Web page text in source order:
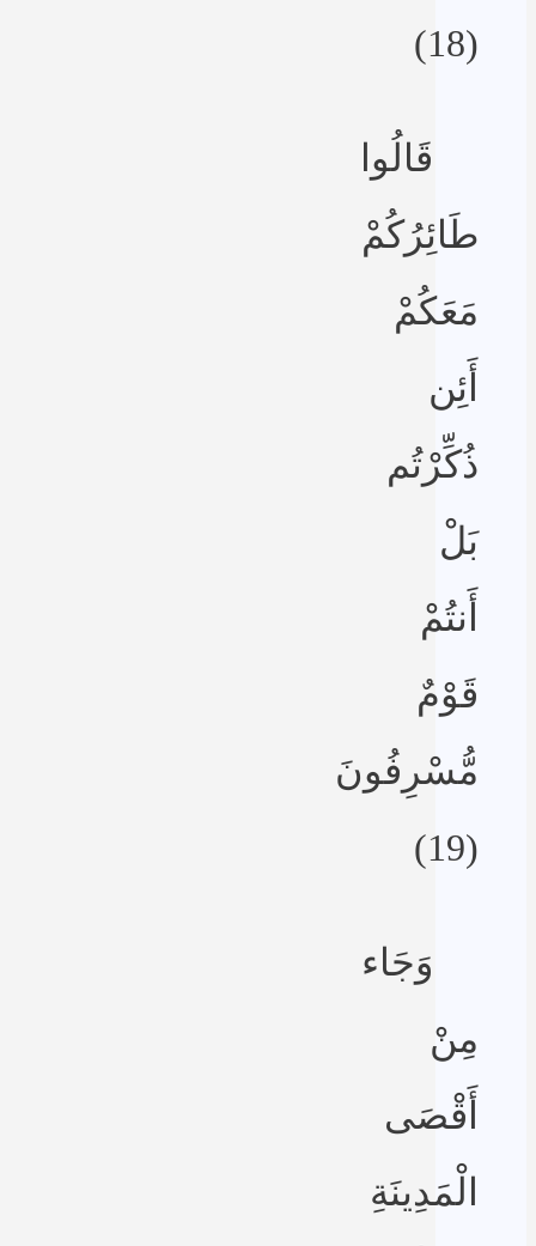
(18)
قَالُوا
طَائِرُكُمْ
مَعَكُمْ
أَئِن
ذُكِّرْتُم
بَلْ
أَنتُمْ
قَوْمٌ
مُّسْرِفُونَ
(19)
وَجَاء
مِنْ
أَقْصَى
الْمَدِينَةِ